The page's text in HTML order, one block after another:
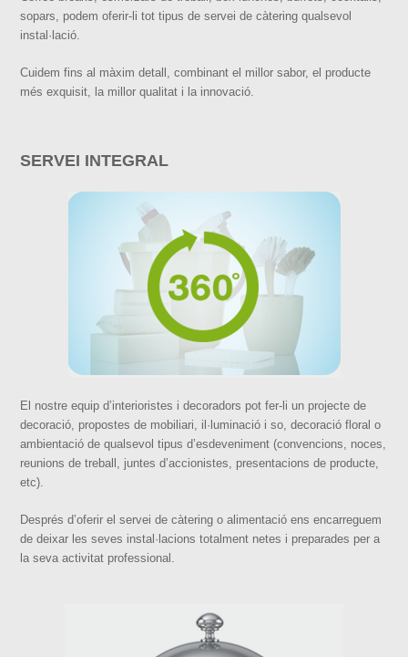
sopars, podem oferir-li tot tipus de servei de càtering qualsevol
instal·lació.
Cuidem fins al màxim detall, combinant el millor sabor, el producte
més exquisit, la millor qualitat i la innovació.
SERVEI INTEGRAL
El nostre equip d’interioristes i decoradors pot fer-li un projecte de
decoració, propostes de mobiliari, il·luminació i so, decoració floral o
ambientació de qualsevol tipus d’esdeveniment (convencions, noces,
reunions de treball, juntes d’accionistes, presentacions de producte,
etc).
Després d’oferir el servei de càtering o alimentació ens encarreguem
de deixar les seves instal·lacions totalment netes i preparades per a
la seva activitat professional.